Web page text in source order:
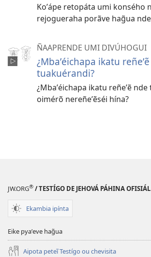
Koʼápe retopáta umi konsého
rejogueraha porãve hag̃ua
ÑAAPRENDE UMI DIVÚHOGUI
¿Mbaʼéichapa ikatu
tuakuérandi?
¿Mbaʼéichapa ikatu reñeʼẽ
oimérõ nereñeʼẽséi hína?
JW.ORG® / TESTÍGO DE JEHOVÁ PÁHINA
Ekambia ipínta
Eike pyaʼeve hag̃ua
Aipota peteĩ Testígo ou chevisita